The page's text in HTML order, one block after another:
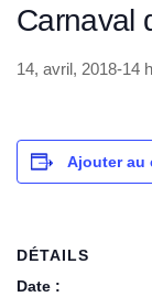
Carnaval
14, avril, 2018-14
Ajouter au
DÉTAILS
Date :